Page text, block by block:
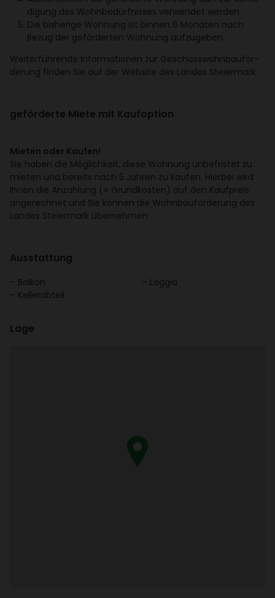
di­gung des Wohn­be­dürf­nisses verwendet werden.
Die bishe­rige Wohnung ist binnen 6 Monaten nach
Bezug der geför­derten Wohnung aufzu­geben.
Weiter­füh­rende Infor­ma­tionen zur Geschoss­wohn­bau­för­
de­rung finden Sie auf der Website des Landes Stei­er­mark.
geför­derte Miete mit Kauf­op­tion
Mieten oder Kaufen!
Sie haben die Möglich­keit, diese Wohnung unbe­fristet zu
mieten und bereits nach 5 Jahren zu kaufen. Hierbei wird
Ihnen die Anzah­lung (= Grund­kosten) auf den Kauf­preis
ange­rechnet und Sie können die Wohn­bau­för­de­rung des
Landes Stei­er­mark über­nehmen.
Ausstat­tung
Balkon
Keller­ab­teil
Loggia
Lage